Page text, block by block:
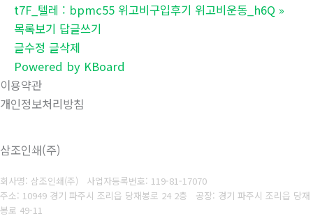
t7F_텔레 : bpmc55 위고비구입후기 위고비운동_h6Q »
목록보기 답글쓰기
글수정 글삭제
Powered by KBoard
이용약관
개인정보처리방침
삼조인쇄(주)
회사명: 삼조인쇄(주) 사업자등록번호: 119-81-17070
주소: 10949 경기 파주시 조리읍 당재봉로 24 2층 공장: 경기 파주시 조리읍 당재
봉로 49-11